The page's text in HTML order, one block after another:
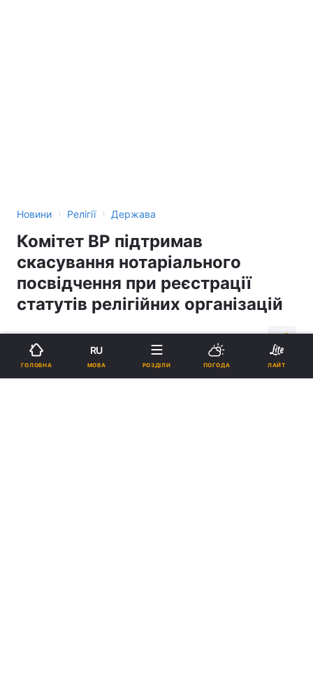
Новини › Релігії › Держава
Комітет ВР підтримав
скасування нотаріального
посвідчення при реєстрації
статутів релігійних організацій
Підпишіться на нас в Google
ГОЛОВНА
RU
МОВА РОЗДІЛИ ПОГОДА ЛАЙТ